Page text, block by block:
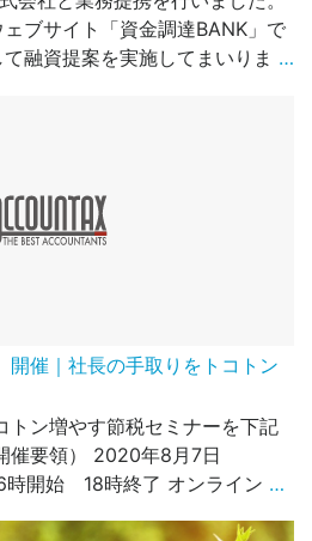
ブサイト「資金調達BANK」で
融資提案を実施してまいりま …
催｜社長の手取りをトコトン
トン増やす節税セミナーを下記
催要領） 2020年8月7日
開始 18時終了 オンライン …